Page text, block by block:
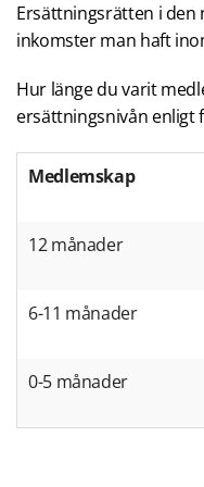
Ersättningsrätten i den
inkomster man haft
Hur länge du varit
ersättningsnivån enligt
Medlemskap
12 månader
6-11 månader
0-5 månader